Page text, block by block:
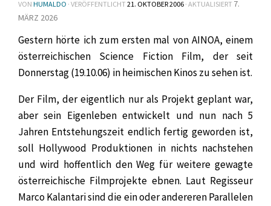
VON HUMALDO · VERÖFFENTLICHT21. OKTOBER 2006 · AKTUALISIERT 7.
MÄRZ 2026
Gestern hörte ich zum ersten mal von AINOA, einem
österreichischen Science Fiction Film, der seit
Donnerstag (19.10.06) in heimischen Kinos zu sehen ist.
Der Film, der eigentlich nur als Projekt geplant war,
aber sein Eigenleben entwickelt und nun nach 5
Jahren Entstehungszeit endlich fertig geworden ist,
soll Hollywood Produktionen in nichts nachstehen
und wird hoffentlich den Weg für weitere gewagte
österreichische Filmprojekte ebnen. Laut Regisseur
Marco Kalantari sind die ein oder andereren Parallelen